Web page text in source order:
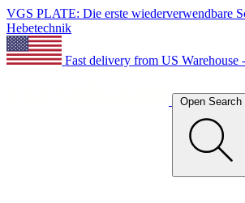
VGS PLATE: Die erste wiederverwendbare
Hebetechnik
Fast delivery from US Warehouse
Open Search